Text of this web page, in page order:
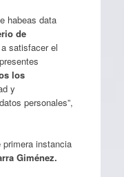
habeas data
de
satisfacer el
los
y
personales”,
instancia
Giménez.